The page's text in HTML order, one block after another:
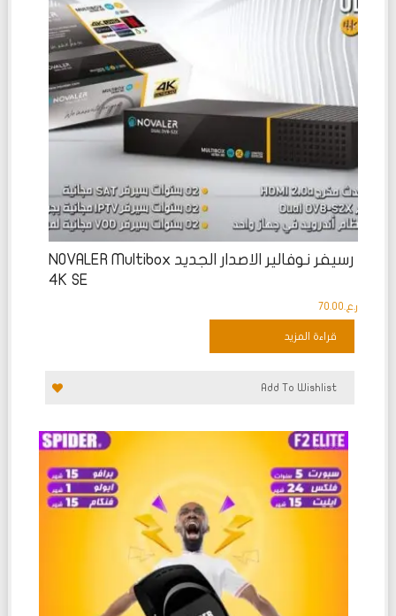
رسيفر نوفالير الاصدار الجديد NOVALER Multibox
4K SE
ر.ع. 70.00
قراءة المزيد
Add To Wishlist
التقييم
0
من
5